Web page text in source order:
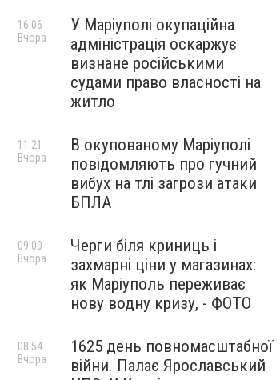
У Маріуполі окупаційна
адміністрація оскаржує
визнане російськими
судами право власності на
житло
16:06
Вчора
В окупованому Маріуполі
повідомляють про гучний
вибух на тлі загрози атаки
БПЛА
11:21
Вчора
Черги біля криниць і
захмарні ціни у магазинах:
як Маріуполь переживає
нову водну кризу, - ФОТО
09:00
Вчора
1625 день повномасштабної
війни. Палає Ярославський
08:54
Вчора